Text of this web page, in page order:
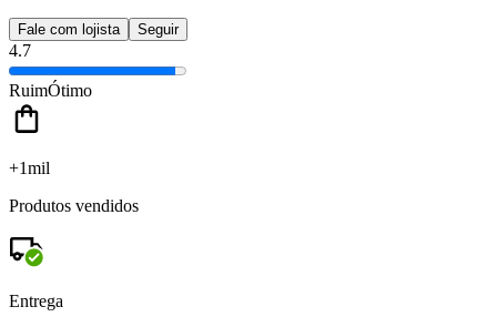
Fale com lojista Seguir
4.7
RuimÓtimo
+1mil
Produtos vendidos
Entrega